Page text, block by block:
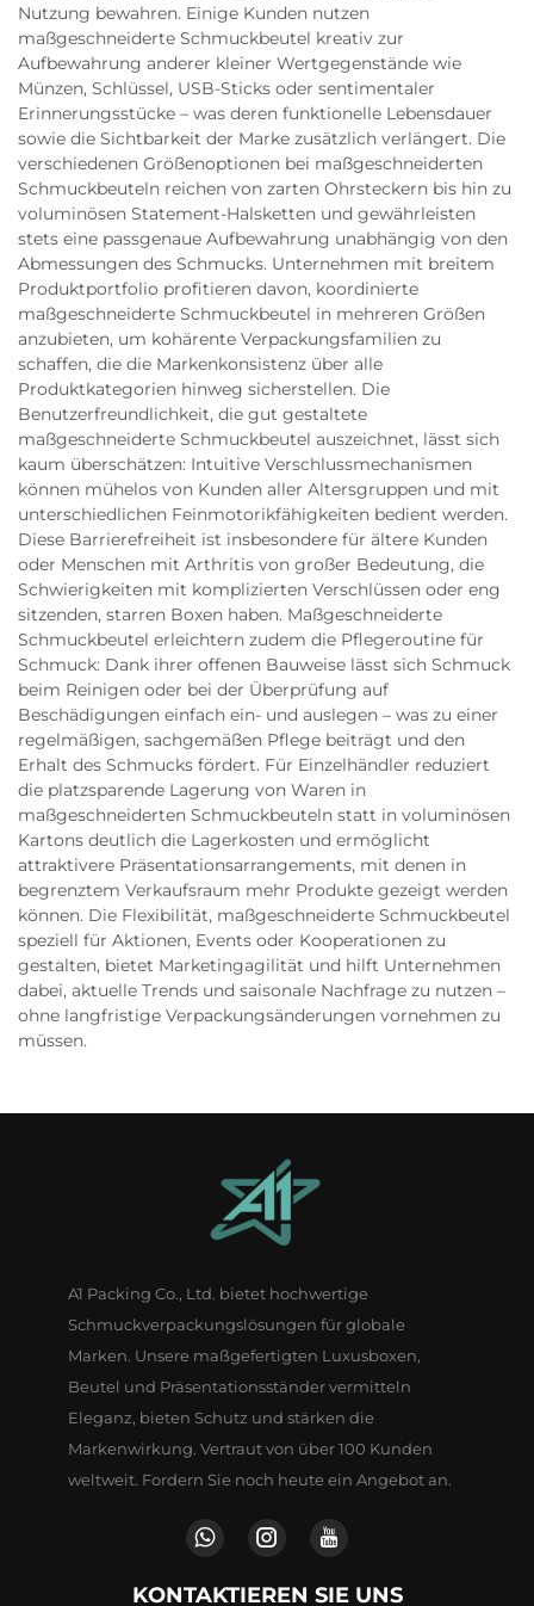
Nutzung bewahren. Einige Kunden nutzen
maßgeschneiderte Schmuckbeutel kreativ zur
Aufbewahrung anderer kleiner Wertgegenstände wie
Münzen, Schlüssel, USB-Sticks oder sentimentaler
Erinnerungsstücke – was deren funktionelle Lebensdauer
sowie die Sichtbarkeit der Marke zusätzlich verlängert. Die
verschiedenen Größenoptionen bei maßgeschneiderten
Schmuckbeuteln reichen von zarten Ohrsteckern bis hin zu
voluminösen Statement-Halsketten und gewährleisten
stets eine passgenaue Aufbewahrung unabhängig von den
Abmessungen des Schmucks. Unternehmen mit breitem
Produktportfolio profitieren davon, koordinierte
maßgeschneiderte Schmuckbeutel in mehreren Größen
anzubieten, um kohärente Verpackungsfamilien zu
schaffen, die die Markenkonsistenz über alle
Produktkategorien hinweg sicherstellen. Die
Benutzerfreundlichkeit, die gut gestaltete
maßgeschneiderte Schmuckbeutel auszeichnet, lässt sich
kaum überschätzen: Intuitive Verschlussmechanismen
können mühelos von Kunden aller Altersgruppen und mit
unterschiedlichen Feinmotorikfähigkeiten bedient werden.
Diese Barrierefreiheit ist insbesondere für ältere Kunden
oder Menschen mit Arthritis von großer Bedeutung, die
Schwierigkeiten mit komplizierten Verschlüssen oder eng
sitzenden, starren Boxen haben. Maßgeschneiderte
Schmuckbeutel erleichtern zudem die Pflegeroutine für
Schmuck: Dank ihrer offenen Bauweise lässt sich Schmuck
beim Reinigen oder bei der Überprüfung auf
Beschädigungen einfach ein- und auslegen – was zu einer
regelmäßigen, sachgemäßen Pflege beiträgt und den
Erhalt des Schmucks fördert. Für Einzelhändler reduziert
die platzsparende Lagerung von Waren in
maßgeschneiderten Schmuckbeuteln statt in voluminösen
Kartons deutlich die Lagerkosten und ermöglicht
attraktivere Präsentationsarrangements, mit denen in
begrenztem Verkaufsraum mehr Produkte gezeigt werden
können. Die Flexibilität, maßgeschneiderte Schmuckbeutel
speziell für Aktionen, Events oder Kooperationen zu
gestalten, bietet Marketingagilität und hilft Unternehmen
dabei, aktuelle Trends und saisonale Nachfrage zu nutzen –
ohne langfristige Verpackungsänderungen vornehmen zu
müssen.
A1 Packing Co., Ltd. bietet hochwertige
Schmuckverpackungslösungen für globale
Marken. Unsere maßgefertigten Luxusboxen,
Beutel und Präsentationsständer vermitteln
Eleganz, bieten Schutz und stärken die
Markenwirkung. Vertraut von über 100 Kunden
weltweit. Fordern Sie noch heute ein Angebot an.
KONTAKTIEREN SIE UNS